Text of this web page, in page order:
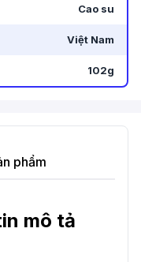
Cao su
Việt Nam
102g
phẩm
mô tả